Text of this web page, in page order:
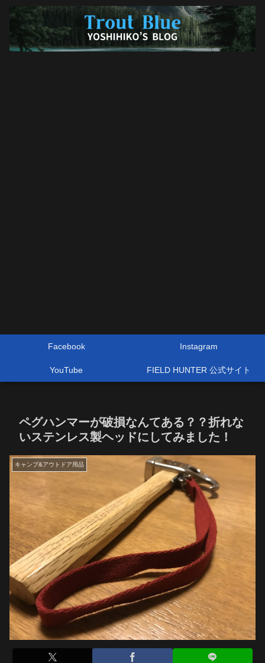
Facebook Instagram
YouTube FIELD HUNTER 公式サイト
ペグハンマーが破損なんてある？？折れな
いステンレス製ヘッドにしてみました！
キャンプ&アウトドア用品